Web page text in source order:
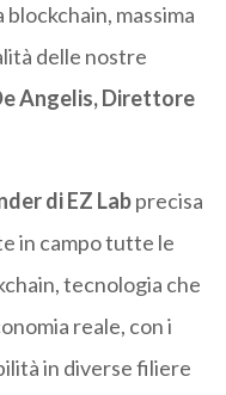
massima
delle nostre
Angelis, Direttore
di EZ Labprecisa
in campo tutte le
tecnologia che
reale, con i
in diverse filiere